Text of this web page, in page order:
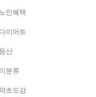
노인혜택
다이어트
등산
미분류
약초도감